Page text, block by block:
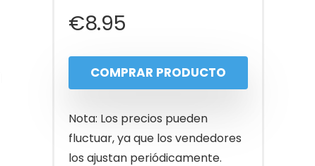
€8.95
COMPRAR PRODUCTO
Nota: Los precios pueden
fluctuar, ya que los vendedores
los ajustan periódicamente.